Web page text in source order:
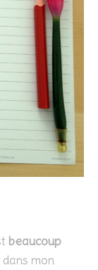
beaucoup
mon